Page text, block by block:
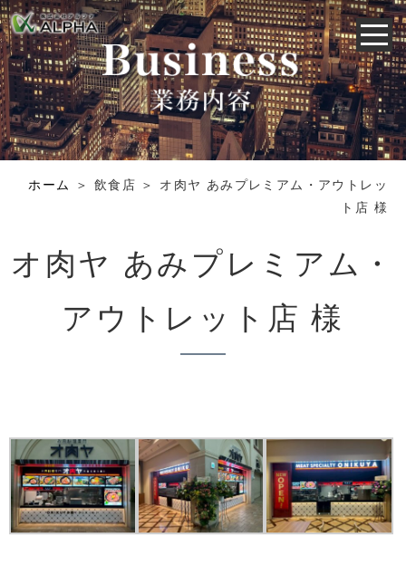
ホーム
＞ 飲食店 ＞ オ肉ヤ あみプレミアム・アウトレッ
ト店 様
オ肉ヤ あみプレミアム・
アウトレット店 様